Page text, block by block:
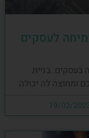
לעסקים
בעסקים. בניית
ומחוצה לה יכולה